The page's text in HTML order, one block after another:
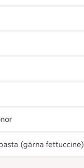
(gärna fettuccine)